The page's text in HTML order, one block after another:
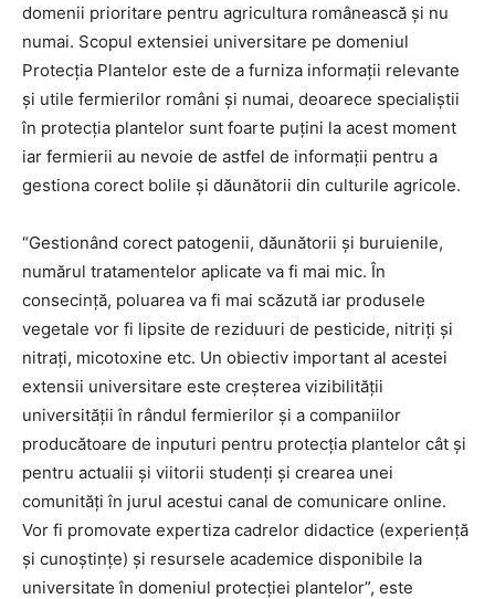
domenii prioritare pentru agricultura românească și nu
numai. Scopul extensiei universitare pe domeniul
Protecția Plantelor este de a furniza informații relevante
și utile fermierilor români și numai, deoarece specialiștii
în protecția plantelor sunt foarte puțini la acest moment
iar fermierii au nevoie de astfel de informații pentru a
gestiona corect bolile și dăunătorii din culturile agricole.
“Gestionând corect patogenii, dăunătorii și buruienile,
numărul tratamentelor aplicate va fi mai mic. În
consecință, poluarea va fi mai scăzută iar produsele
vegetale vor fi lipsite de reziduuri de pesticide, nitriți și
nitrați, micotoxine etc. Un obiectiv important al acestei
extensii universitare este creșterea vizibilității
universității în rândul fermierilor și a companiilor
producătoare de inputuri pentru protecția plantelor cât și
pentru actualii și viitorii studenți și crearea unei
comunități în jurul acestui canal de comunicare online.
Vor fi promovate expertiza cadrelor didactice (experiență
și cunoștințe) și resursele academice disponibile la
universitate în domeniul protecției plantelor”, este